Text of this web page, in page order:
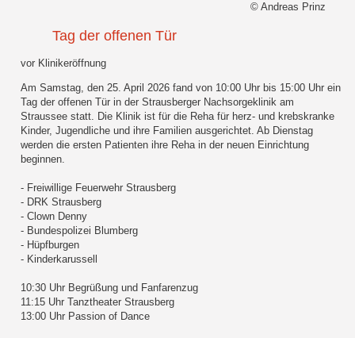
© Andreas Prinz
Tag der offenen Tür
vor Klinikeröffnung
Am Samstag, den 25. April 2026 fand von 10:00 Uhr bis 15:00 Uhr ein
Tag der offenen Tür in der Strausberger Nachsorgeklinik am
Straussee statt. Die Klinik ist für die Reha für herz- und krebskranke
Kinder, Jugendliche und ihre Familien ausgerichtet. Ab Dienstag
werden die ersten Patienten ihre Reha in der neuen Einrichtung
beginnen.
- Freiwillige Feuerwehr Strausberg
- DRK Strausberg
- Clown Denny
- Bundespolizei Blumberg
- Hüpfburgen
- Kinderkarussell
10:30 Uhr Begrüßung und Fanfarenzug
11:15 Uhr Tanztheater Strausberg
13:00 Uhr Passion of Dance